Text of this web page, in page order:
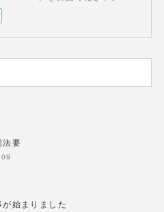
法要
始まりました